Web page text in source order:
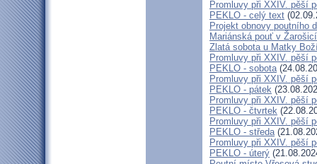
Promluvy při XXIV. pěší
PEKLO - celý text
Projekt obnovy poutního
Mariánská pouť v
Zlatá sobota u Matky
Promluvy při XXIV. pěší
PEKLO - sobota
Promluvy při XXIV. pěší
PEKLO - pátek
Promluvy při XXIV. pěší
PEKLO - čtvrtek
Promluvy při XXIV. pěší
PEKLO - středa
Promluvy při XXIV. pěší
PEKLO - úterý